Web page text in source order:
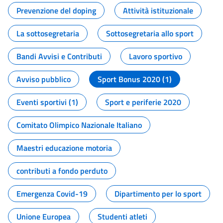
Prevenzione del doping
Attività istituzionale
La sottosegretaria
Sottosegretaria allo sport
Bandi Avvisi e Contributi
Lavoro sportivo
Avviso pubblico
Sport Bonus 2020 (1)
Eventi sportivi (1)
Sport e periferie 2020
Comitato Olimpico Nazionale Italiano
Maestri educazione motoria
contributi a fondo perduto
Emergenza Covid-19
Dipartimento per lo sport
Unione Europea
Studenti atleti